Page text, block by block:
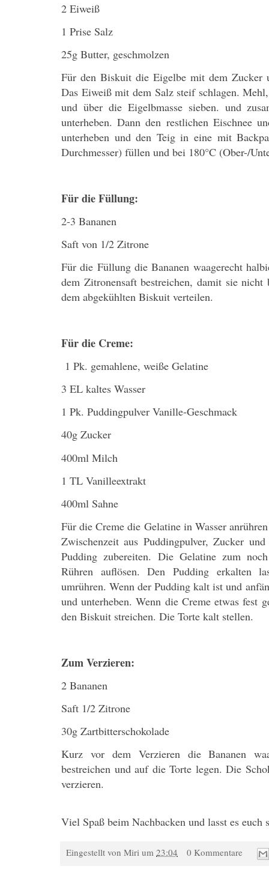
2 Eiweiß
1 Prise Salz
25g Butter, geschmolzen
Für den Biskuit die Eigelbe mit dem Zucker
Das Eiweiß mit dem Salz steif schlagen.
und über die Eigelbmasse sieben. und
unterheben. Dann den restlichen Eischnee
unterheben und den Teig in eine mit
Durchmesser) füllen und bei 180°C (Ober-/
Für die Füllung:
2-3 Bananen
Saft von 1/2 Zitrone
Für die Füllung die Bananen waagerecht
dem Zitronensaft bestreichen, damit sie
dem abgekühlten Biskuit verteilen.
Für die Creme:
1 Pk. gemahlene, weiße Gelatine
3 EL kaltes Wasser
1 Pk. Puddingpulver Vanille-Geschmack
40g Zucker
400ml Milch
1 TL Vanilleextrakt
400ml Sahne
Für die Creme die Gelatine in Wasser
Zwischenzeit aus Puddingpulver, Zucker
Pudding zubereiten. Die Gelatine zum
Rühren auflösen. Den Pudding erkalten
umrühren. Wenn der Pudding kalt ist und
und unterheben. Wenn die Creme etwas fest
den Biskuit streichen. Die Torte kalt stellen.
Zum Verzieren:
2 Bananen
Saft 1/2 Zitrone
30g Zartbitterschokolade
Kurz vor dem Verzieren die Bananen
bestreichen und auf die Torte legen. Die
verzieren.
Viel Spaß beim Nachbacken und lasst es euch
Eingestellt von Miri um 23:04 0 Kommentare